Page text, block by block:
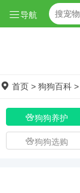
导航
首页 > 狗狗百科 >
狗狗养护
狗狗选购